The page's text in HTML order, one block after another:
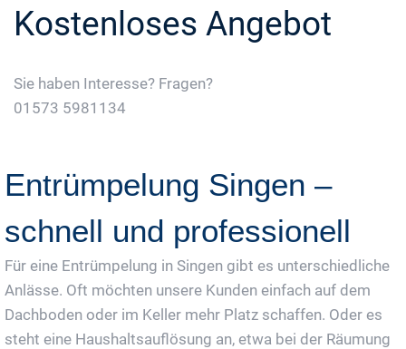
Kostenloses Angebot
Sie haben Interesse? Fragen?
01573 5981134
Entrümpelung Singen –
schnell und professionell
Für eine Entrümpelung in Singen gibt es unterschiedliche
Anlässe. Oft möchten unsere Kunden einfach auf dem
Dachboden oder im Keller mehr Platz schaffen. Oder es
steht eine Haushaltsauflösung an, etwa bei der Räumung